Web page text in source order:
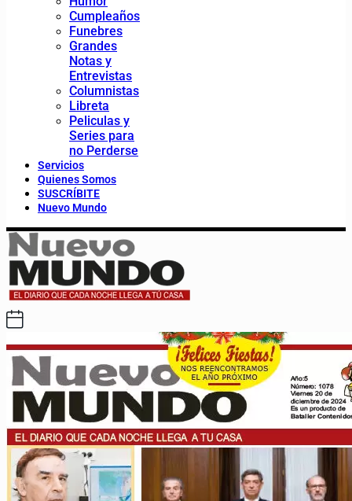
Cumpleaños
Funebres
Grandes
Notas y
Entrevistas
Columnistas
Libreta
Peliculas y
Series para
no Perderse
Servicios
Quienes Somos
SUSCRÍBITE
Nuevo Mundo